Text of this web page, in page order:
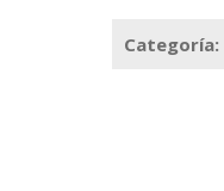
Categoría: